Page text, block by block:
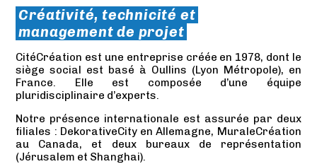
Créativité, technicité et
management de projet
CitéCréation est une entreprise créée en 1978, dont le
siège social est basé à Oullins (Lyon Métropole), en
France. Elle est composée d’une équipe
pluridisciplinaire d’experts.
Notre présence internationale est assurée par deux
filiales : DekorativeCity en Allemagne, MuraleCréation
au Canada, et deux bureaux de représentation
(Jérusalem et Shanghai).